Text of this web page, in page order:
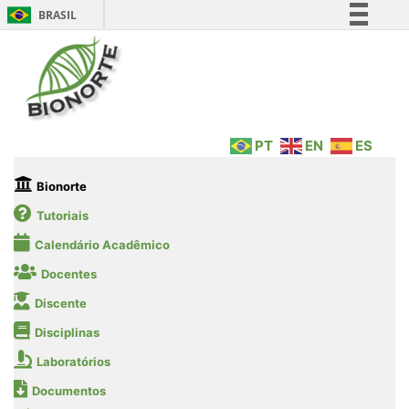
BRASIL
Legislação
PT EN ES
Bionorte
Tutoriais
Calendário Acadêmico
Docentes
Discente
Disciplinas
Laboratórios
Documentos